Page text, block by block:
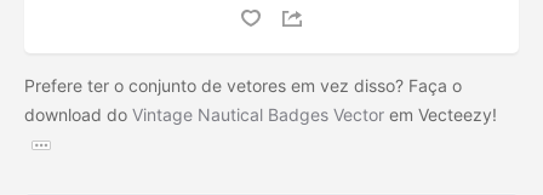
Prefere ter o conjunto de vetores em vez disso? Faça o
download do Vintage Nautical Badges Vector em Vecteezy!